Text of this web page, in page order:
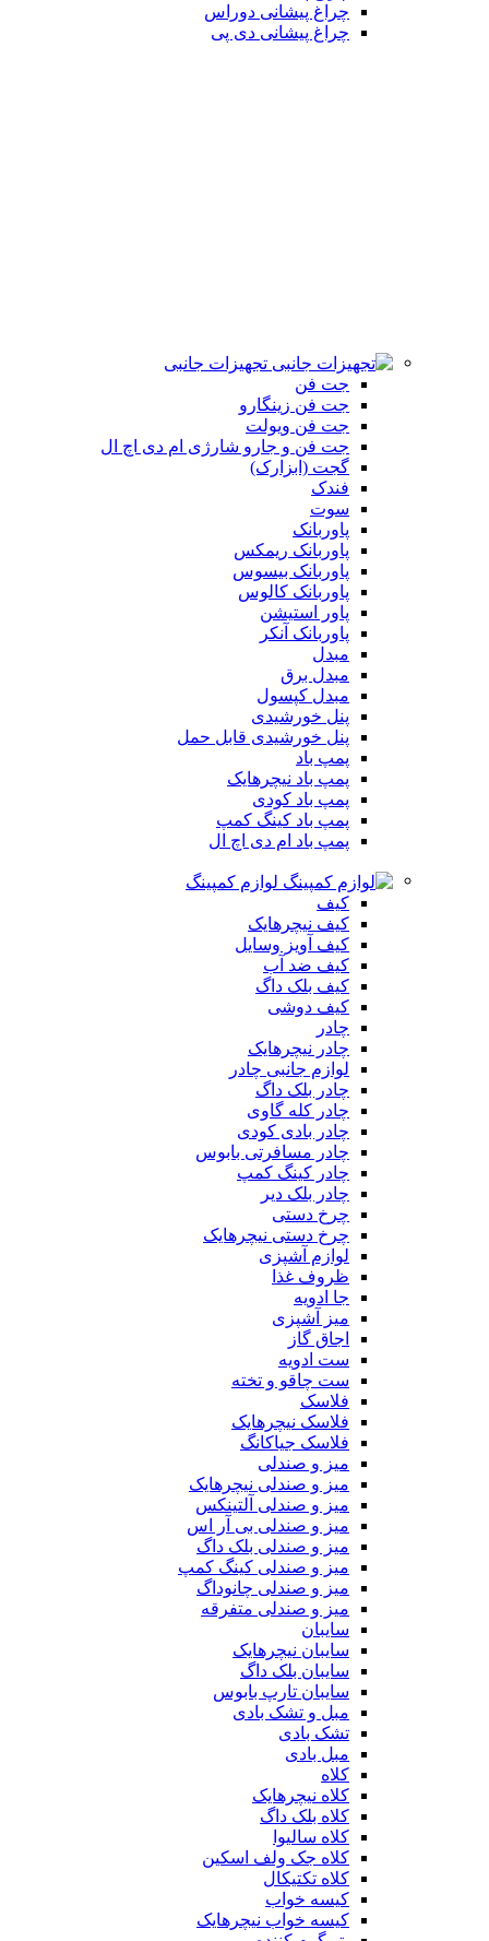
چراغ پیشانی دوراس
چراغ پیشانی دی پی
تجهیزات جانبی
جت فن
جت فن زینگارو
جت فن ویولت
جت فن و جارو شارژی ام دی اچ ال
گجت (ابزارک)
فندک
سوت
پاوربانک
پاوربانک ریمکس
پاوربانک بیسوس
پاوربانک کالوس
پاور استیشن
پاوربانک آنکر
مبدل
مبدل برق
مبدل کپسول
پنل خورشیدی
پنل خورشیدی قابل حمل
پمپ باد
پمپ باد نیچرهایک
پمپ باد کودی
پمپ باد کینگ کمپ
پمپ باد ام دی اچ ال
لوازم کمپینگ
کیف
کیف نیچرهایک
کیف آویز وسایل
کیف ضد آب
کیف بلک داگ
کیف دوشی
چادر
چادر نیچرهایک
لوازم جانبی چادر
چادر بلک داگ
چادر کله گاوی
چادر بادی کودی
چادر مسافرتی بابوس
چادر کینگ کمپ
چادر بلک دیر
چرخ دستی
چرخ دستی نیچرهایک
لوازم آشپزی
ظروف غذا
جا ادویه
میز آشپزی
اجاق گاز
ست ادویه
ست چاقو و تخته
فلاسک
فلاسک نیچرهایک
فلاسک جیاکانگ
میز و صندلی
میز و صندلی نیچرهایک
میز و صندلی آلتینکس
میز و صندلی بی آر اس
میز و صندلی بلک داگ
میز و صندلی کینگ کمپ
میز و صندلی چانوداگ
میز و صندلی متفرقه
سایبان
سایبان نیچرهایک
سایبان بلک داگ
سایبان تارپ بابوس
مبل و تشک بادی
تشک بادی
مبل بادی
کلاه
کلاه نیچرهایک
کلاه بلک داگ
کلاه سالیوا
کلاه جک‌ ولف‌ اسکین
کلاه تکتیکال
کیسه خواب
کیسه خواب نیچرهایک